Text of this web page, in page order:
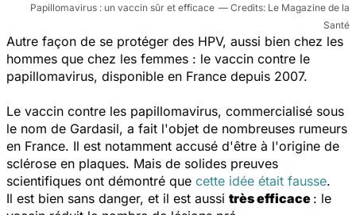
Papillomavirus : un vaccin sûr et efficace
Le Magazine de la
Santé
Autre façon de se protéger des HPV, aussi bien chez les
hommes que chez les femmes : le vaccin contre le
papillomavirus, disponible en France depuis 2007.
Le vaccin contre les papillomavirus, commercialisé sous
le nom de Gardasil, a fait l'objet de nombreuses rumeurs
en France. Il est notamment accusé d'être à l'origine de
sclérose en plaques. Mais de solides preuves
scientifiques ont démontré que cette idée était fausse.
Il est bien sans danger, et il est aussi très efficace : le